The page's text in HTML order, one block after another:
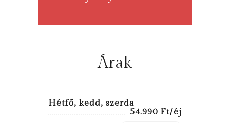
Árak
Hétfő, kedd, szerda
54.990 Ft/éj